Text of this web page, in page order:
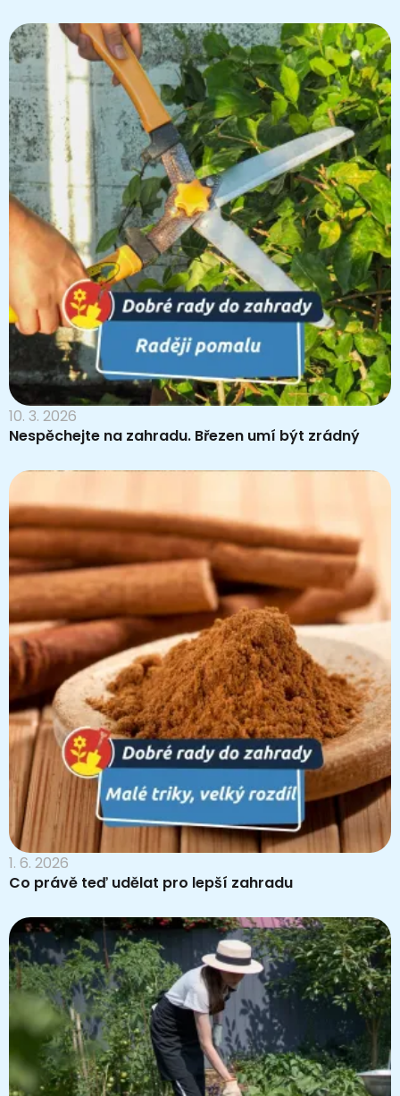
10. 3. 2026
Nespěchejte na zahradu. Březen umí být zrádný
1. 6. 2026
Co právě teď udělat pro lepší zahradu